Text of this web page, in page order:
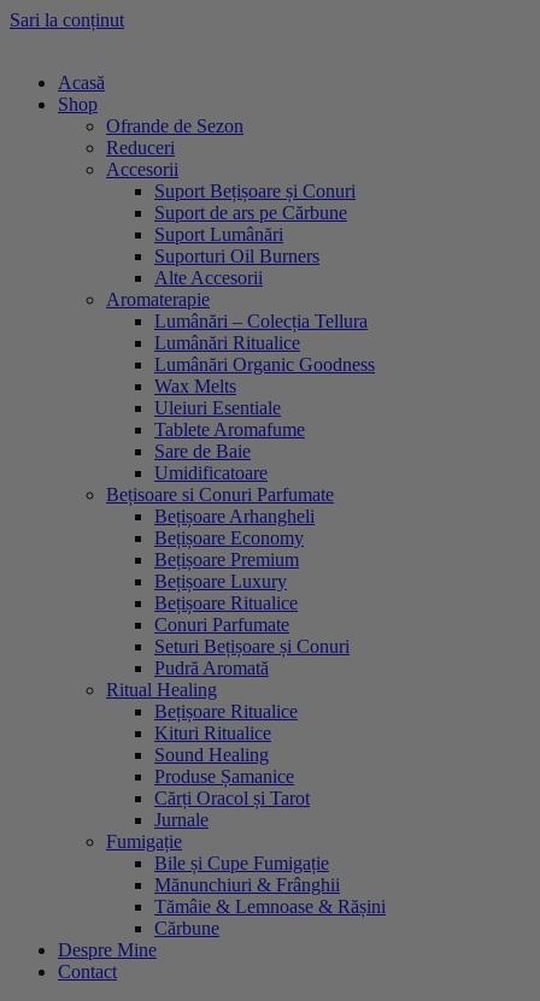
Sari la conținut
Acasă
Shop
Ofrande de Sezon
Reduceri
Accesorii
Suport Bețișoare și Conuri
Suport de ars pe Cărbune
Suport Lumânări
Suporturi Oil Burners
Alte Accesorii
Aromaterapie
Lumânări – Colecția Tellura
Lumânări Ritualice
Lumânări Organic Goodness
Wax Melts
Uleiuri Esentiale
Tablete Aromafume
Sare de Baie
Umidificatoare
Bețisoare si Conuri Parfumate
Bețișoare Arhangheli
Bețișoare Economy
Bețișoare Premium
Bețișoare Luxury
Bețișoare Ritualice
Conuri Parfumate
Seturi Bețișoare și Conuri
Pudră Aromată
Ritual Healing
Bețișoare Ritualice
Kituri Ritualice
Sound Healing
Produse Șamanice
Cărți Oracol și Tarot
Jurnale
Fumigație
Bile și Cupe Fumigație
Mănunchiuri & Frânghii
Tămâie & Lemnoase & Rășini
Cărbune
Despre Mine
Contact